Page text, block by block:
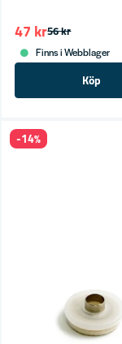
56 kr
47 kr
Finns i Webblager
Köp
-14%